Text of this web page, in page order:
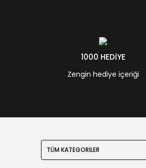
1000 HEDİYE
Zengin hediye içeriği
TÜM KATEGORİLER